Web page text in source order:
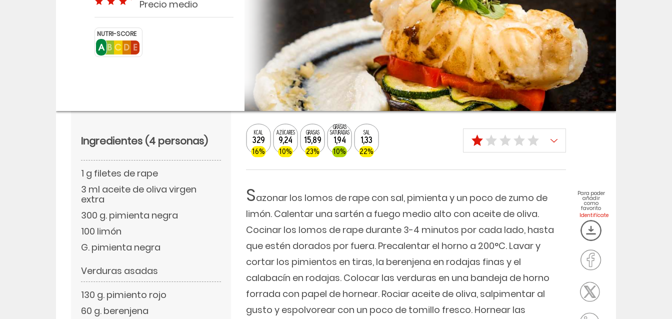
Precio medio
NUTRI-SCORE
KCAL
329
16%
AZÚCARES
9,24
10%
GRASAS
15,89
23%
GRASAS
SATURADAS
1,94
10%
SAL
1,33
22%
Sazonar los lomos de rape con sal, pimienta y un poco de zumo de
limón. Calentar una sartén a fuego medio alto con aceite de oliva.
Cocinar los lomos de rape durante 3-4 minutos por cada lado, hasta
que estén dorados por fuera. Precalentar el horno a 200°C. Lavar y
cortar los pimientos en tiras, la berenjena en rodajas finas y el
calabacín en rodajas. Colocar las verduras en una bandeja de horno
forrada con papel de hornear. Rociar aceite de oliva, salpimentar al
gusto y espolvorear con un poco de tomillo fresco. Hornear las
Para poder
añadir
como
favorito
Ingredientes (4 personas)
1 g filetes de rape
3 ml aceite de oliva virgen
extra
300 g. pimienta negra
100 limón
G. pimienta negra
Verduras asadas
130 g. pimiento rojo
60 g. berenjena